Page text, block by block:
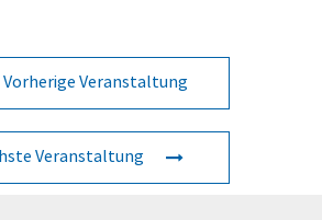
Vorherige Veranstaltung
Veranstaltung